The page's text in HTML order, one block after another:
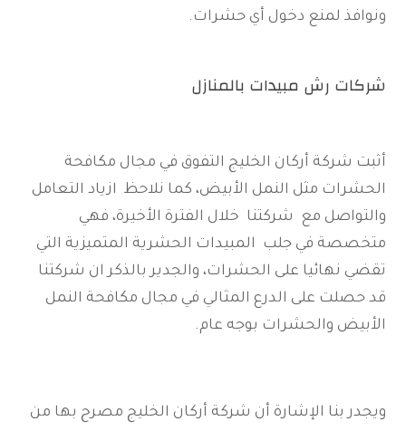
ونوافذ لمنع دخول أي حشرات.
شركات رش مبيدات بالمنازل
أثبت شركة أركان الخليج التفوق في مجال مكافحة
الحشرات مثل النمل الأبيض، كما نلاحظ ازياد التعامل
والتواصل مع شركتنا خلال الفترة الأخيرة، فهي
متخصصة في جلب المبيدات الحشرية المتميزية التي
تقضي نهائيا على الحشرات، والجدير بالذكر ان شركتنا
قد حصلت على الدرع المثالي في مجال مكافحة النمل
الأبيض والحشرات بوجه عام.
ويجدر بنا الإشارة أن شركة أركان الخليج مصرح بها من